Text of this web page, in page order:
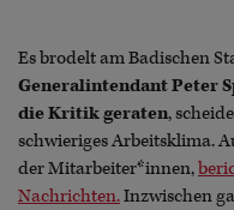
Es brodelt am Badischen
Generalintendant Peter
die Kritik geraten,
schwieriges Arbeitsklima.
der Mitarbeiter*innen,
Nachrichten.Inzwischen